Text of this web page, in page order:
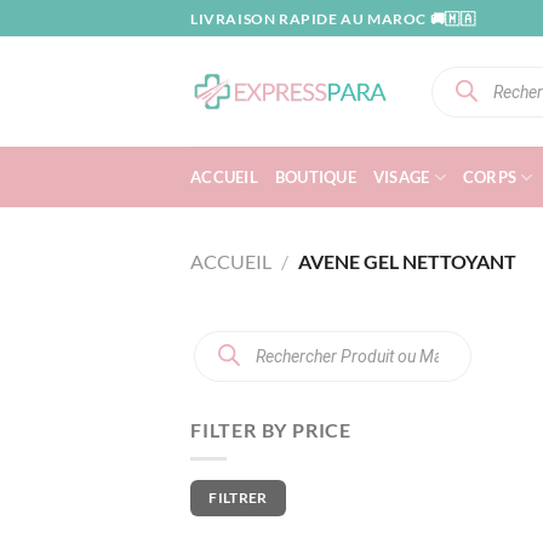
au
LIVRAISON RAPIDE AU MAROC 🚚🇲🇦
produits
ACCUEIL BOUTIQUE VISAGE CORPS
ACCUEIL / AVENE GEL NETTOYANT
Recherche
FILTER BY PRICE
Prix
min
Prix
maxFILTRER